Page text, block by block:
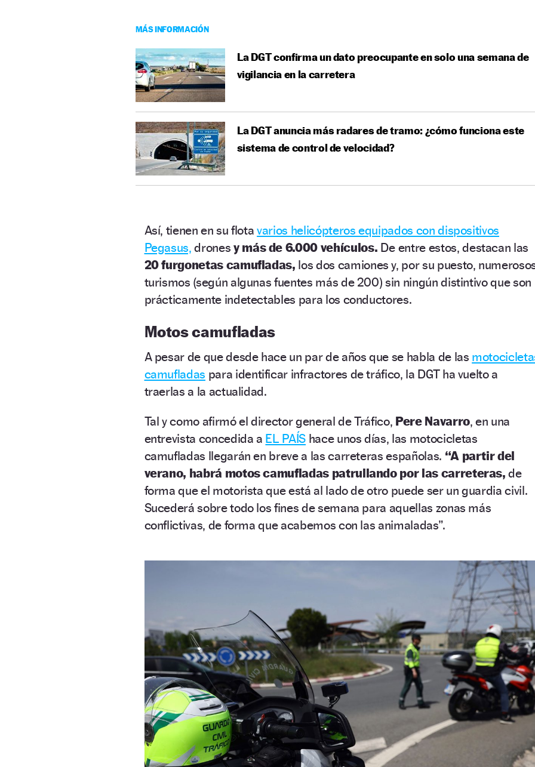
MÁS INFORMACIÓN
La DGT confirma un dato preocupante en solo una semana de
vigilancia en la carretera
La DGT anuncia más radares de tramo: ¿cómo funciona este
sistema de control de velocidad?
Así, tienen en su flotavarios helicópteros equipados con dispositivos
Pegasus, drones y más de 6.000 vehículos. De entre estos, destacan las
20 furgonetas camufladas, los dos camiones y, por su puesto,
turismos (según algunas fuentes más de 200) sin ningún distintivo que son
prácticamente indetectables para los conductores.
Motos camufladas
A pesar de que desde hace un par de años que se habla de las
camufladas para identificar infractores de tráfico, la DGT ha vuelto a
traerlas a la actualidad.
Tal y como afirmó el director general de Tráfico, Pere Navarro, en una
entrevista concedida a EL PAÍS hace unos días, las motocicletas
camufladas llegarán en breve a las carreteras españolas. “A partir del
verano, habrá motos camufladas patrullando por las carreteras, de
forma que el motorista que está al lado de otro puede ser un guardia civil.
Sucederá sobre todo los fines de semana para aquellas zonas más
conflictivas, de forma que acabemos con las animaladas”.